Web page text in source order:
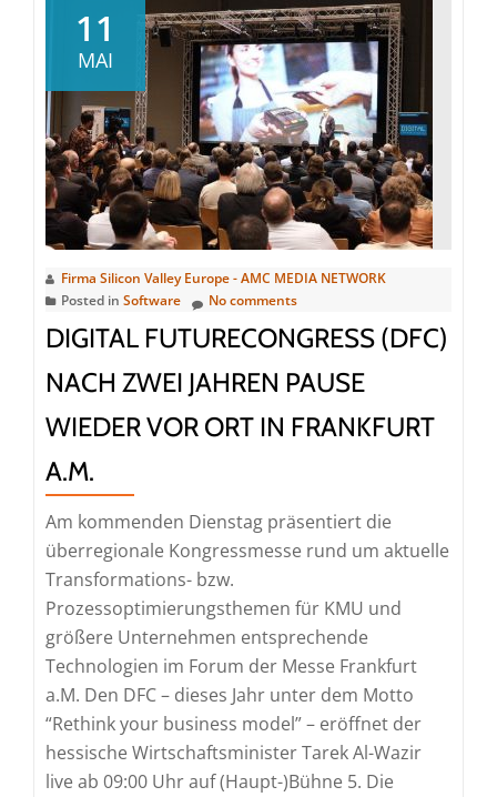
in
München
geht
neue
und
nachhaltige
Wege
11
MAI
Firma Silicon Valley Europe - AMC MEDIA NETWORK
Posted in Software No comments
DIGITAL FUTURECONGRESS (DFC)
NACH ZWEI JAHREN PAUSE
WIEDER VOR ORT IN FRANKFURT
A.M.
Am kommenden Dienstag präsentiert die
überregionale Kongressmesse rund um aktuelle
Transformations- bzw.
Prozessoptimierungsthemen für KMU und
größere Unternehmen entsprechende
Technologien im Forum der Messe Frankfurt
a.M. Den DFC – dieses Jahr unter dem Motto
“Rethink your business model” – eröffnet der
hessische Wirtschaftsminister Tarek Al-Wazir
live ab 09:00 Uhr auf (Haupt-)Bühne 5. Die